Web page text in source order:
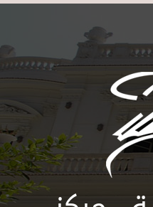
Skip to main content